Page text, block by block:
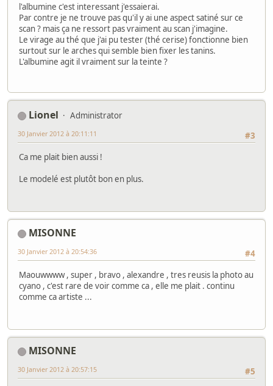
l'albumine c'est interessant j'essaierai.
Par contre je ne trouve pas qu'il y ai une aspect satiné sur ce
scan ? mais ça ne ressort pas vraiment au scan j'imagine.
Le virage au thé que j'ai pu tester (thé cerise) fonctionne bien
surtout sur le arches qui semble bien fixer les tanins.
L'albumine agit il vraiment sur la teinte ?
Lionel
Administrator
#3
30 Janvier 2012 à 20:11:11
Ca me plait bien aussi !
Le modelé est plutôt bon en plus.
MISONNE
#4
30 Janvier 2012 à 20:54:36
Maouwwww , super , bravo , alexandre , tres reusis la photo au
cyano , c'est rare de voir comme ca , elle me plait . continu
comme ca artiste ...
MISONNE
#5
30 Janvier 2012 à 20:57:15